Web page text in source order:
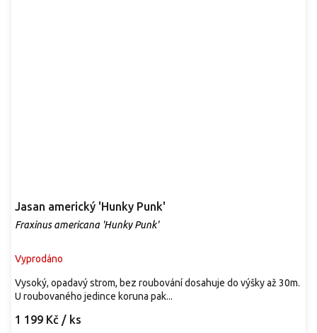
Jasan americký 'Hunky Punk'
Fraxinus americana 'Hunky Punk'
Vyprodáno
1 199 Kč / ks
Vysoký, opadavý strom, bez roubování dosahuje do výšky až 30m.
U roubovaného jedince koruna pak...